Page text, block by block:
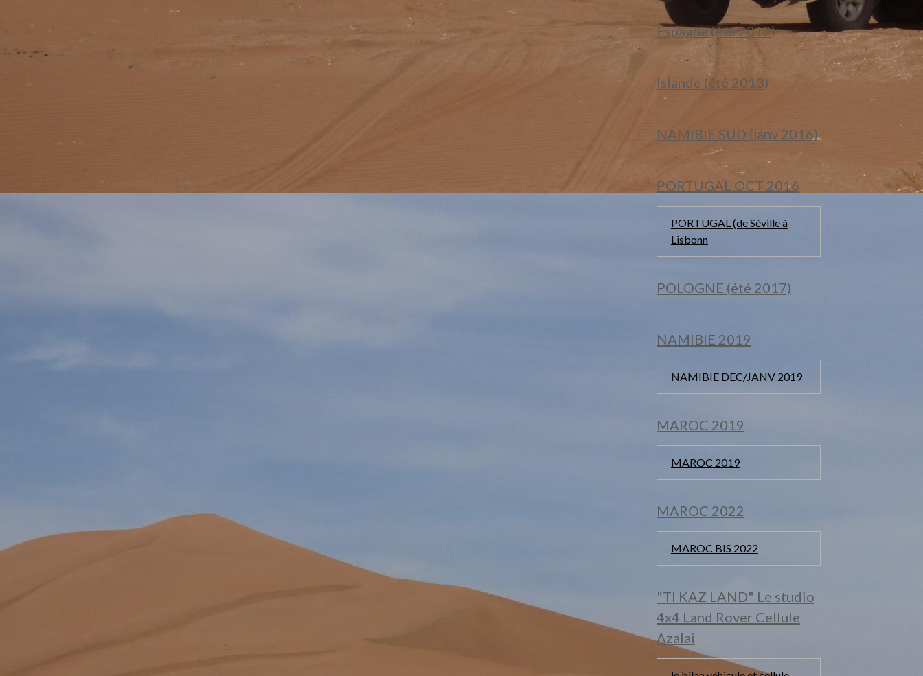
Espagne (été 2012)
Islande (été 2013)
NAMIBIE SUD (janv 2016)
PORTUGAL OCT 2016
PORTUGAL (de Séville à
Lisbonn
POLOGNE (été 2017)
NAMIBIE 2019
NAMIBIE DEC/JANV 2019
MAROC 2019
MAROC 2019
MAROC 2022
MAROC BIS 2022
"TI KAZ LAND" Le studio
4x4 Land Rover Cellule
Azalai